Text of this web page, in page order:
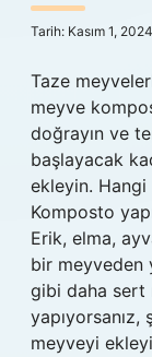
Tarih: Kasım 1, 2024
Taze
meyve
doğrayın ve
başlayacak
ekleyin. Hangi
Komposto
Erik, elma,
bir meyveden
gibi daha sert
meyveyi